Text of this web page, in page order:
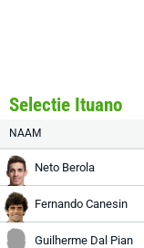
Selectie Ituano
NAAM
Neto Berola
Fernando Canesin
Guilherme Dal Pian